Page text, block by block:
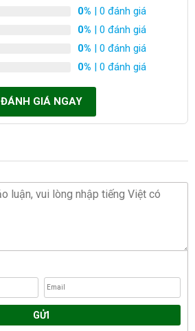
0% | 0 đánh giá
0% | 0 đánh giá
0% | 0 đánh giá
0% | 0 đánh giá
ĐÁNH GIÁ NGAY
GỬI